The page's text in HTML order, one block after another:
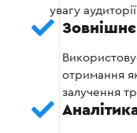
Етап 3 —
Оптимізація
увагу
отримання
залучення